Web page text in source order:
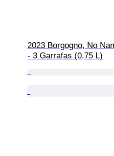
2023 Borgogno, No
- 3 Garrafas (0,75 L)